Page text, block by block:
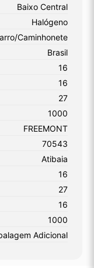
Baixo Central
Halógeno
Caminhonete
Brasil
16
16
27
1000
FREEMONT
70543
Atibaia
16
27
16
1000
Adicional